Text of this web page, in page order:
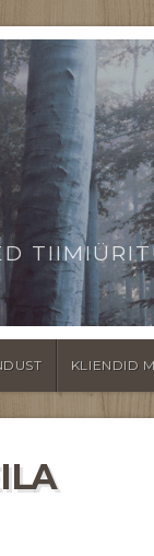
KLIENDID